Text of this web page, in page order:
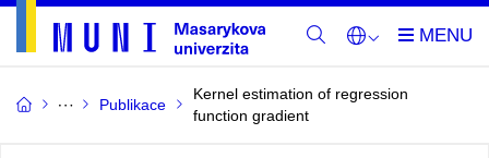
Publikace
Kernel estimation of regression
function gradient